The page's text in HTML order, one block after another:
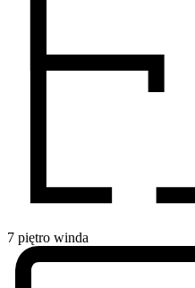
7 piętro winda